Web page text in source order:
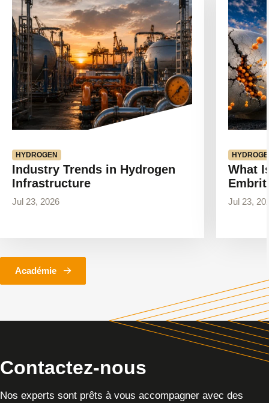
l'article
HYDROGEN
Industry Trends in Hydrogen
Infrastructure
Jul 23, 2026
l'article
What
Jul 23,
Académie
Contactez-nous
Nos experts sont prêts à vous accompagner avec des